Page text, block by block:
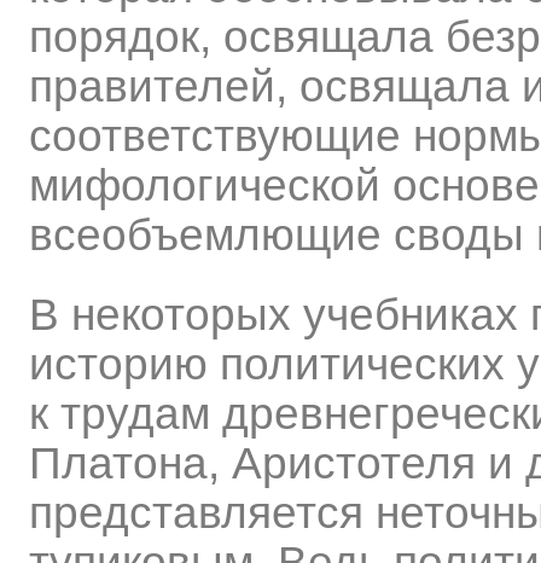
порядок, освящала
правителей, освящала
соответствующие
мифологической
всеобъемлющие своды
В некоторых учебниках
историю политических
к трудам
Платона, Аристотеля и
представляется